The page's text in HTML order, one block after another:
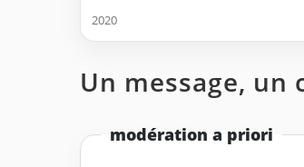
2020
Un message, un
modération a priori